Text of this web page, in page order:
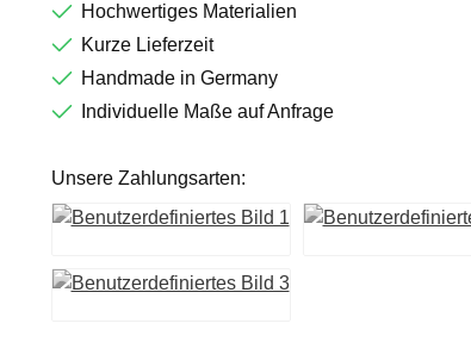
Hochwertiges Materialien
Kurze Lieferzeit
Handmade in Germany
Individuelle Maße auf Anfrage
Unsere Zahlungsarten: